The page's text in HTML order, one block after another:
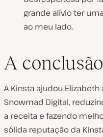
grande alívio ter
ao meu lado.
A conclusão
A Kinsta ajudou
Snowmad Digital,
a receita e fazendo
sólida reputação da